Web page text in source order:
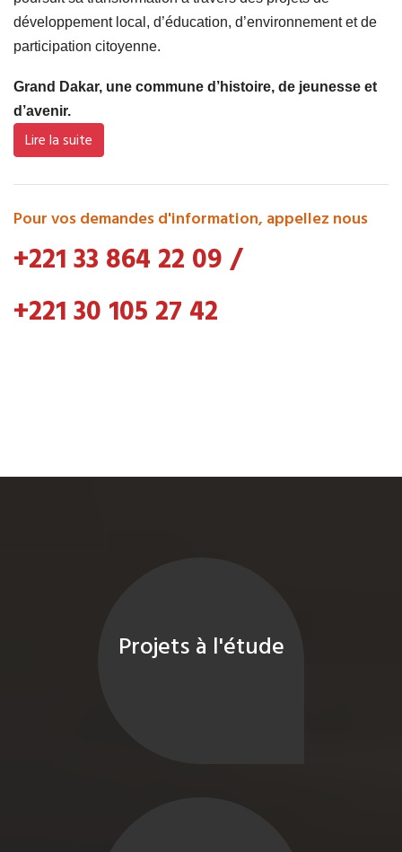
développement local, d’éducation, d’environnement et de
participation citoyenne.
Grand Dakar, une commune d’histoire, de jeunesse et
d’avenir.
Lire la suite
Pour vos demandes d'information, appellez nous
+221 33 864 22 09/
+221 30 105 27 42
Projets à l'étude